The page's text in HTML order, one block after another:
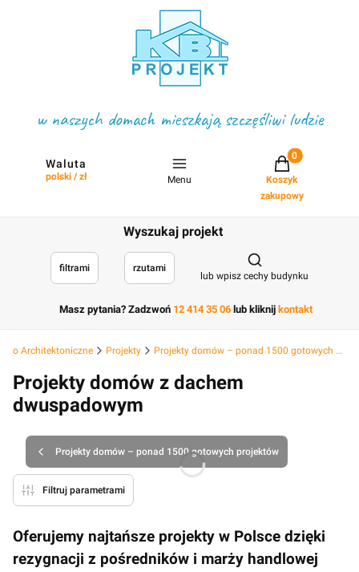
w naszych domach mieszkają szczęśliwi ludzie
Waluta
polski / zł Menu
Projekty w
Koszyk
zakupowy
Wyszukaj projekt
filtrami rzutami
Otwórz
lub wpisz cechy budynku
Masz pytania? Zadzwoń 12 414 35 06 lub kliknij kontakt
Architektoniczne Projekty Projekty domów – ponad 1500 gotowych projektów
Projekty domów z dachem
dwuspadowym
Projekty domów – ponad 1500 gotowych projektów
Filtruj parametrami
Oferujemy najtańsze projekty w Polsce dzięki
rezygnacji z pośredników i marży handlowej